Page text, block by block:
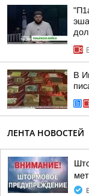
В
ЛЕНТА НОВОСТЕЙ